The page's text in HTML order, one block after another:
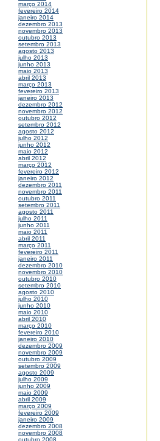
março 2014
fevereiro 2014
janeiro 2014
dezembro 2013
novembro 2013
outubro 2013
setembro 2013
agosto 2013
julho 2013
junho 2013
maio 2013
abril 2013
março 2013
fevereiro 2013
janeiro 2013
dezembro 2012
novembro 2012
outubro 2012
setembro 2012
agosto 2012
julho 2012
junho 2012
maio 2012
abril 2012
março 2012
fevereiro 2012
janeiro 2012
dezembro 2011
novembro 2011
outubro 2011
setembro 2011
agosto 2011
julho 2011
junho 2011
maio 2011
abril 2011
março 2011
fevereiro 2011
janeiro 2011
dezembro 2010
novembro 2010
outubro 2010
setembro 2010
agosto 2010
julho 2010
junho 2010
maio 2010
abril 2010
março 2010
fevereiro 2010
janeiro 2010
dezembro 2009
novembro 2009
outubro 2009
setembro 2009
agosto 2009
julho 2009
junho 2009
maio 2009
abril 2009
março 2009
fevereiro 2009
janeiro 2009
dezembro 2008
novembro 2008